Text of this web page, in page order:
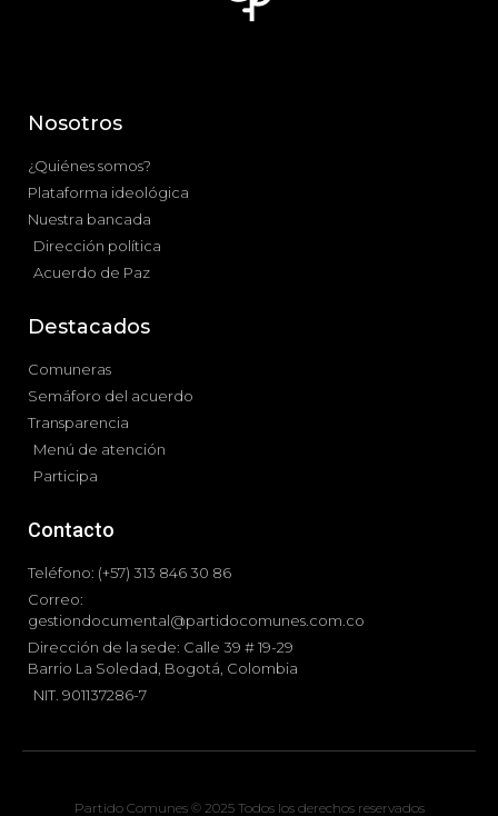
Nosotros
¿Quiénes somos?
Plataforma ideológica
Nuestra bancada
Dirección política
Acuerdo de Paz
Destacados
Comuneras
Semáforo del acuerdo
Transparencia
Menú de atención
Participa
Contacto
Teléfono: (+57) 313 846 30 86
Correo:
gestiondocumental@partidocomunes.com.co
Dirección de la sede: Calle 39 # 19-29
Barrio La Soledad, Bogotá, Colombia
NIT. 901137286-7
Partido Comunes © 2025 Todos los derechos reservados